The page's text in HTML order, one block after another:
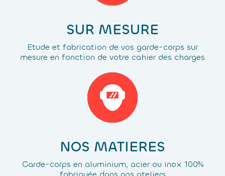
SUR MESURE
Etude et fabrication de vos garde-corps sur
mesure en fonction de votre cahier des charges
NOS MATIERES
Garde-corps en aluminium, acier ou inox 100%